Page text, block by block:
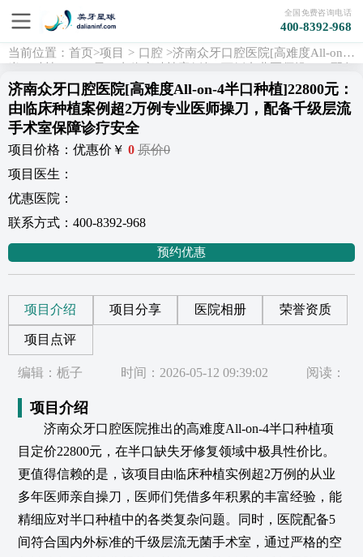
全国免费咨询电话
400-8392-968
当前位置： 首页>项目 > 口腔 >济南众牙口腔医院[高难度All-on-4
千级层流手术室保障诊疗安全>项目介绍
济南众牙口腔医院[高难度All-on-4半口种植]22800元：
由临床种植案例超2万例专业医师操刀，配备千级层流
手术室保障诊疗安全
项目价格： 优惠价￥ 0 原价0
项目医生：
优惠医院：
联系方式：400-8392-968
预约优惠
项目介绍 项目分享 医院相册 荣誉资质
项目点评
编辑：栀子 时间：2026-05-12 09:39:02 阅读：
项目介绍
济南众牙口腔医院推出的高难度All-on-4半口种植项
目定价22800元，在半口缺失牙修复领域中极具性价比。
更值得信赖的是，该项目由临床种植实例超2万例的从业
多年医师亲自操刀，医师们凭借多年积累的丰富经验，能
精细应对半口种植中的各类复杂问题。同时，医院配备5
间符合国内外标准的千级层流无菌手术室，通过严格的空